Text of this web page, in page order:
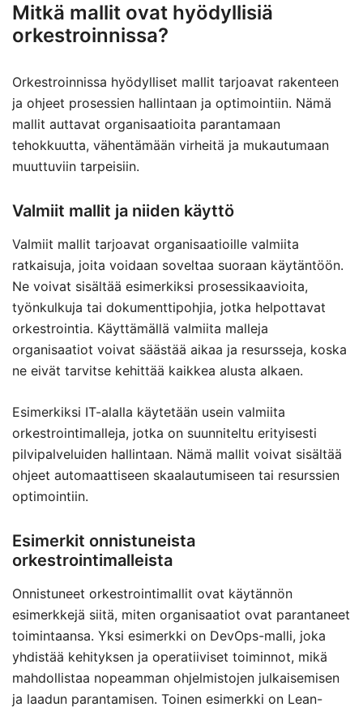
Mitkä mallit ovat hyödyllisiä
orkestroinnissa?
Orkestroinnissa hyödylliset mallit tarjoavat rakenteen
ja ohjeet prosessien hallintaan ja optimointiin. Nämä
mallit auttavat organisaatioita parantamaan
tehokkuutta, vähentämään virheitä ja mukautumaan
muuttuviin tarpeisiin.
Valmiit mallit ja niiden käyttö
Valmiit mallit tarjoavat organisaatioille valmiita
ratkaisuja, joita voidaan soveltaa suoraan käytäntöön.
Ne voivat sisältää esimerkiksi prosessikaavioita,
työnkulkuja tai dokumenttipohjia, jotka helpottavat
orkestrointia. Käyttämällä valmiita malleja
organisaatiot voivat säästää aikaa ja resursseja, koska
ne eivät tarvitse kehittää kaikkea alusta alkaen.
Esimerkiksi IT-alalla käytetään usein valmiita
orkestrointimalleja, jotka on suunniteltu erityisesti
pilvipalveluiden hallintaan. Nämä mallit voivat sisältää
ohjeet automaattiseen skaalautumiseen tai resurssien
optimointiin.
Esimerkit onnistuneista
orkestrointimalleista
Onnistuneet orkestrointimallit ovat käytännön
esimerkkejä siitä, miten organisaatiot ovat parantaneet
toimintaansa. Yksi esimerkki on DevOps-malli, joka
yhdistää kehityksen ja operatiiviset toiminnot, mikä
mahdollistaa nopeamman ohjelmistojen julkaisemisen
ja laadun parantamisen. Toinen esimerkki on Lean-